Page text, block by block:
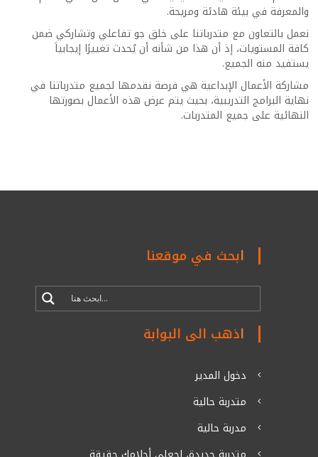
والمعرفة في بيئة هادئة ومريحة.
نعمل بالتعاون مع متدرباتنا على خلق جو تفاعلي وتشاركي ضمن
كافة المستويات، إذ أن هذا من شأنه أن يُحدث تغييرًا إيجابياَ
يستفيد منه الجميع.
مشاركة الأعمال الإبداعية هي فرصة نقدمها لجميع متدرباتنا في
نهاية البرامج التدريبية، بحيث يتم عرض هذه الأعمال بصورتها
النهائية على جميع المتدربات.
ابحث في موقعنا
اذهب الى البوابة
دخول المدير
متدربة حالية
مدربة حالية